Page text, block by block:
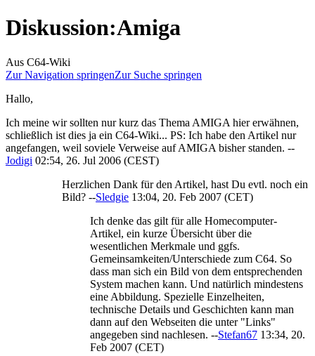
Diskussion:Amiga
Aus C64-Wiki
Zur Navigation springenZur Suche springen
Hallo,
Ich meine wir sollten nur kurz das Thema AMIGA hier erwähnen,
schließlich ist dies ja ein C64-Wiki... PS: Ich habe den Artikel nur
angefangen, weil soviele Verweise auf AMIGA bisher standen. --
Jodigi 02:54, 26. Jul 2006 (CEST)
Herzlichen Dank für den Artikel, hast Du evtl. noch ein
Bild? --Sledgie 13:04, 20. Feb 2007 (CET)
Ich denke das gilt für alle Homecomputer-
Artikel, ein kurze Übersicht über die
wesentlichen Merkmale und ggfs.
Gemeinsamkeiten/Unterschiede zum C64. So
dass man sich ein Bild von dem entsprechenden
System machen kann. Und natürlich mindestens
eine Abbildung. Spezielle Einzelheiten,
technische Details und Geschichten kann man
dann auf den Webseiten die unter "Links"
angegeben sind nachlesen. --Stefan67 13:34, 20.
Feb 2007 (CET)